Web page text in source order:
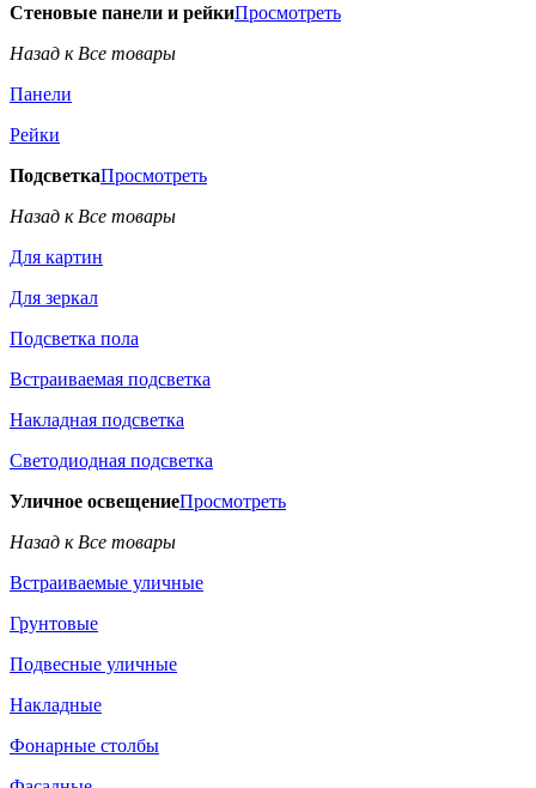
Стеновые панели и рейкиПросмотреть
Назад к Все товары
Панели
Рейки
ПодсветкаПросмотреть
Назад к Все товары
Для картин
Для зеркал
Подсветка пола
Встраиваемая подсветка
Накладная подсветка
Светодиодная подсветка
Уличное освещениеПросмотреть
Назад к Все товары
Встраиваемые уличные
Грунтовые
Подвесные уличные
Накладные
Фонарные столбы